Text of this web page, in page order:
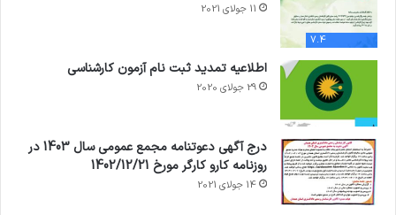
7.4
11 جولای 2021
اطلاعیه تمدید ثبت نام آزمون کارشناسی
29 جولای 2020
درج آگهی دعوتنامه مجمع عمومی سال 1403 در
روزنامه کارو کارگر مورخ 1402/12/21
14 جولای 2021